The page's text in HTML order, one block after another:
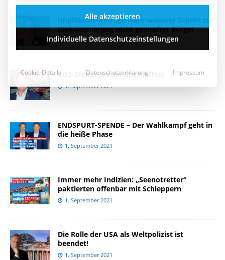
Impfstatus-Abfrage wäre weiterer Schritt zur
Diskriminierung nicht geimpfter Bürger
1. September 2021
CO2-Steuer wieder abschaffen!
1. September 2021
ENDSPURT-SPENDE – Der Wahlkampf geht in
die heiße Phase
1. September 2021
Immer mehr Indizien: „Seenotretter“
paktierten offenbar mit Schleppern
1. September 2021
Die Rolle der USA als Weltpolizist ist
beendet!
1. September 2021
Cookie-Details Datenschutzerklärung Impressum